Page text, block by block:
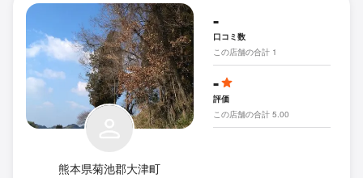
熊本県菊池郡大津町
-
口コミ数
この店舗の合計 1
-
評価
この店舗の合計 5.00